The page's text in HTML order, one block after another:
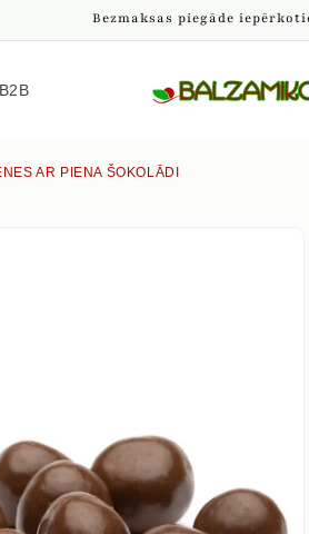
Bezmaksas piegāde
B2B
AR PIENA ŠOKOLĀDI